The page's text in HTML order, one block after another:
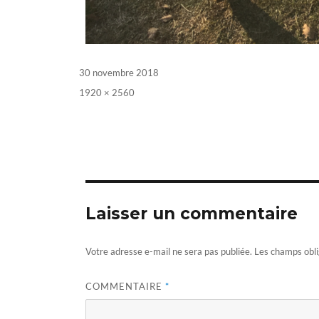
Posted
on
30 novembre 2018
Full
1920 × 2560
Laisser un commentaire
Votre adresse e-mail ne sera pas publiée. Les champs
COMMENTAIRE *